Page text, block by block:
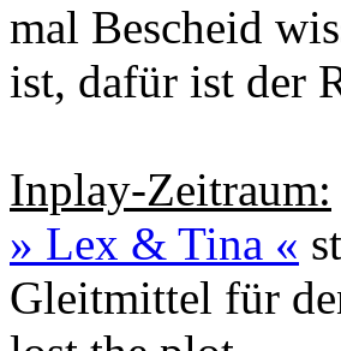
mal Bescheid
ist, dafür ist der
Inplay-Zeitraum:
» Lex & Tina «
Gleitmittel für